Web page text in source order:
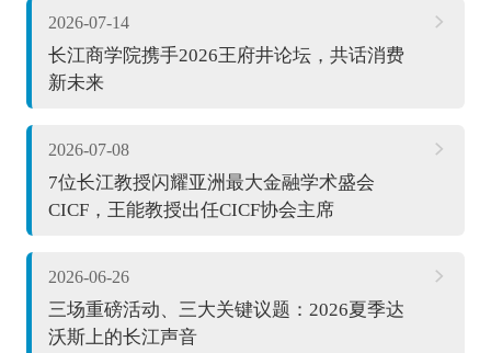
2026-07-14
长江商学院携手2026王府井论坛，共话消费
新未来
2026-07-08
7位长江教授闪耀亚洲最大金融学术盛会
CICF，王能教授出任CICF协会主席
2026-06-26
三场重磅活动、三大关键议题：2026夏季达
沃斯上的长江声音